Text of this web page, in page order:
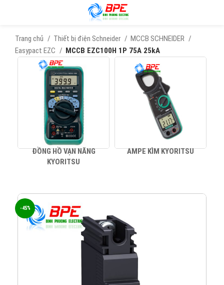
Trang chủ Thiết bị điện Schneider
MCCB SCHNEIDER
Easypact EZC
MCCB EZC100H 1P 75A 25kA
ĐỒNG HỒ VẠN NĂNG
KYORITSU
AMPE KÌM KYORITSU
-45%